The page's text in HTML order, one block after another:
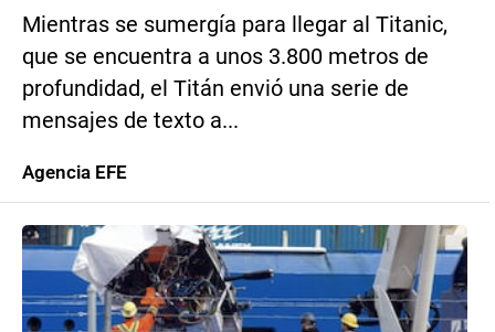
Mientras se sumergía para llegar al Titanic,
que se encuentra a unos 3.800 metros de
profundidad, el Titán envió una serie de
mensajes de texto a...
Agencia EFE